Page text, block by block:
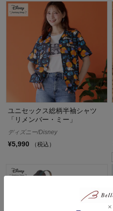
ユニセックス総柄半袖シャツ
「リメンバー・ミー」
ディズニー/Disney
¥5,990 （税込）